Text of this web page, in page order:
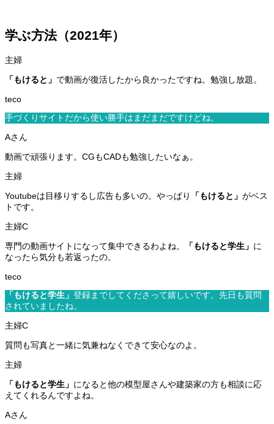
学ぶ方法（2021年）
「もけると」 で動画が復活したから良かったですね。勉強し放題。
手づくりサイトだから使い勝手はまだまだですけどね。
動画で頑張ります。CGもCADも勉強したいなぁ。
Youtubeは目移りするし広告も多いの。やっぱり 「もけると」 がベス
トです。
専門の動画サイトになって集中できるわよね。 「もけると学生」 に
なったら気分も若返ったの。
「もけると学生」 登録までしてくださって嬉しいです。先日も質問
されていましたね。
質問も写真と一緒に気兼ねなくできて安心なのよ。
「もけると学生」 になると他の模型屋さんや建築家の方も相談に応
えてくれるんですよね。